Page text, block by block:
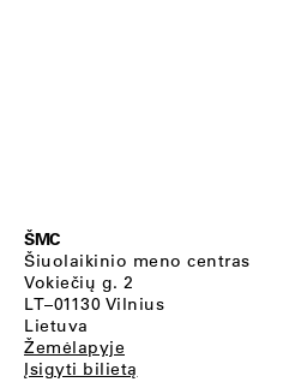
ŠMC
Šiuolaikinio meno centras
Vokiečių g. 2
LT–01130 Vilnius
Lietuva
Žemėlapyje
Įsigyti bilietą